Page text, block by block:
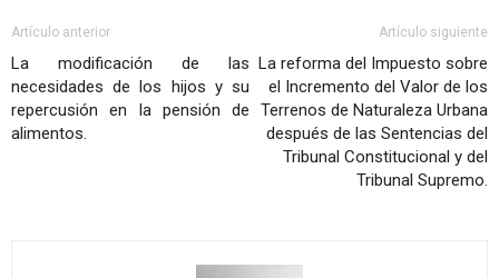
Artículo anterior
La modificación de las
necesidades de los hijos y su
repercusión en la pensión de
alimentos.
Artículo siguiente
La reforma del Impuesto sobre
el Incremento del Valor de los
Terrenos de Naturaleza Urbana
después de las Sentencias del
Tribunal Constitucional y del
Tribunal Supremo.